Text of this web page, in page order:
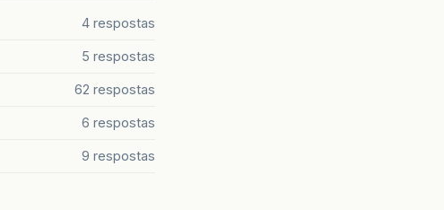
4 respostas
5 respostas
62 respostas
6 respostas
9 respostas